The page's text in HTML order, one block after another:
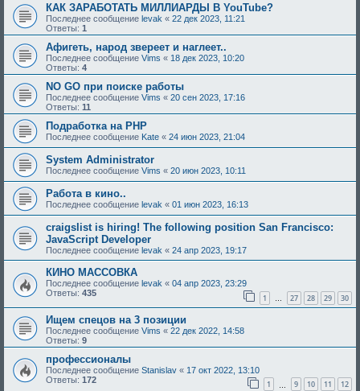
КАК ЗАРАБОТАТЬ МИЛЛИАРДЫ В YouTube?
Последнее сообщение levak « 22 дек 2023, 11:21
Ответы: 1
Афигеть, народ звереет и наглеет..
Последнее сообщение Vims « 18 дек 2023, 10:20
Ответы: 4
NO GO при поиске работы
Последнее сообщение Vims « 20 сен 2023, 17:16
Ответы: 11
Подработка на PHP
Последнее сообщение Kate « 24 июн 2023, 21:04
System Administrator
Последнее сообщение Vims « 20 июн 2023, 10:11
Работа в кино..
Последнее сообщение levak « 01 июн 2023, 16:13
craigslist is hiring! The following position San Francisco:
JavaScript Developer
Последнее сообщение levak « 24 апр 2023, 19:17
КИНО МАССОВКА
Последнее сообщение levak « 04 апр 2023, 23:29
Ответы: 435 1 … 27 28 29 30
Ищем спецов на 3 позиции
Последнее сообщение Vims « 22 дек 2022, 14:58
Ответы: 9
профессионалы
Последнее сообщение Stanislav « 17 окт 2022, 13:10
Ответы: 172 1 9 10 11 12